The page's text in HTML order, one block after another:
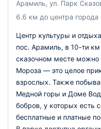
Арамиль, ул. Парк
6.6 км до центра города
Центр культуры и
пос. Арамиль, в 10-ти км
сказочном месте можно
Мороза — это целое
взрослых. Также
Медной горы и Доме
бобров, у которых есть
бесплатные и платные